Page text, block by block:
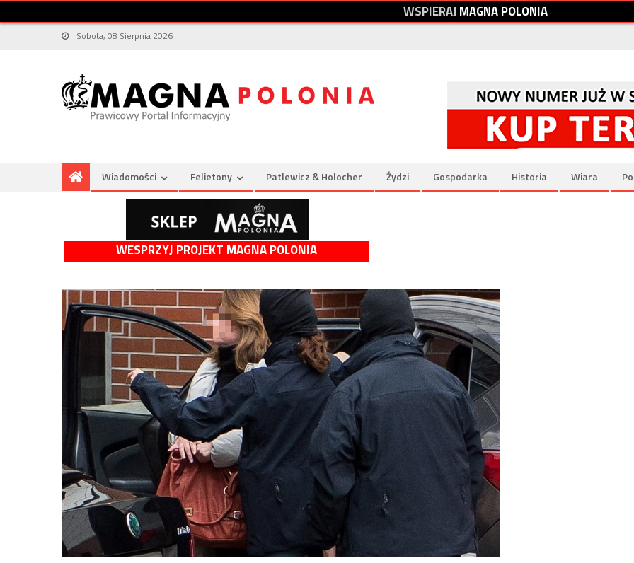
WSPIERAJMAGNAPOLONIA
Sobota, 08 Sierpnia 2026
Wiadomości Felietony Patlewicz & Holocher Żydzi Gospodarka Historia Wiara
WESPRZYJ PROJEKT MAGNA POLONIA